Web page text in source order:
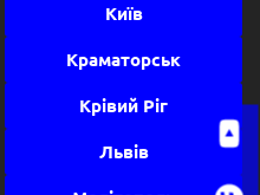
Київ
Краматорськ
Крівий Ріг
Львів